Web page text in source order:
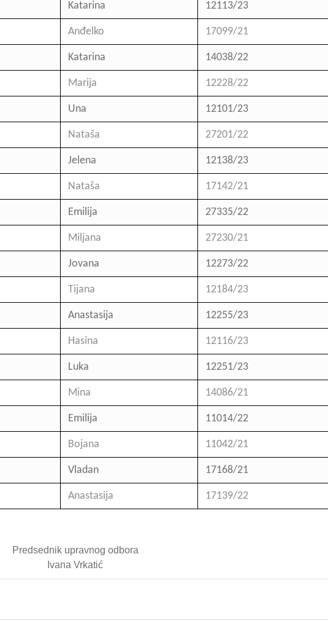
Katarina 12113/23
Anđelko 17099/21
Katarina 14038/22
Marija 12228/22
Una 12101/23
Nataša 27201/22
Jelena 12138/23
Nataša 17142/21
Emilija 27335/22
Miljana 27230/21
Jovana 12273/22
Tijana 12184/23
Anastasija 12255/23
Hasina 12116/23
Luka 12251/23
Mina 14086/21
Emilija 11014/22
Bojana 11042/21
Vladan 17168/21
Anastasija 17139/22
Predsednik upravnog odbora
Ivana Vrkatić